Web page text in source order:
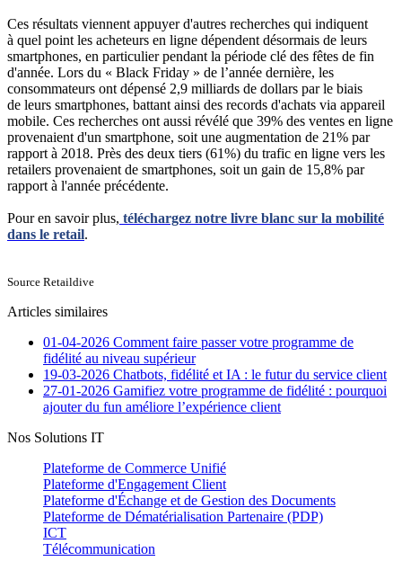
Ces résultats viennent appuyer d'autres recherches qui indiquent
à quel point les acheteurs en ligne dépendent désormais de leurs
smartphones, en particulier pendant la période clé des fêtes de fin
d'année. Lors du « Black Friday » de l’année dernière, les
consommateurs ont dépensé 2,9 milliards de dollars par le biais
de leurs smartphones, battant ainsi des records d'achats via appareil
mobile. Ces recherches ont aussi révélé que 39% des ventes en ligne
provenaient d'un smartphone, soit une augmentation de 21% par
rapport à 2018. Près des deux tiers (61%) du trafic en ligne vers les
retailers provenaient de smartphones, soit un gain de 15,8% par
rapport à l'année précédente.
Pour en savoir plus, téléchargez notre livre blanc sur la mobilité
dans le retail.
Source Retaildive
Articles similaires
01-04-2026 Comment faire passer votre programme de
fidélité au niveau supérieur
19-03-2026 Chatbots, fidélité et IA : le futur du service client
27-01-2026 Gamifiez votre programme de fidélité : pourquoi
ajouter du fun améliore l’expérience client
Nos Solutions IT
Plateforme de Commerce Unifié
Plateforme d'Engagement Client
Plateforme d'Échange et de Gestion des Documents
Plateforme de Dématérialisation Partenaire (PDP)
ICT
Télécommunication